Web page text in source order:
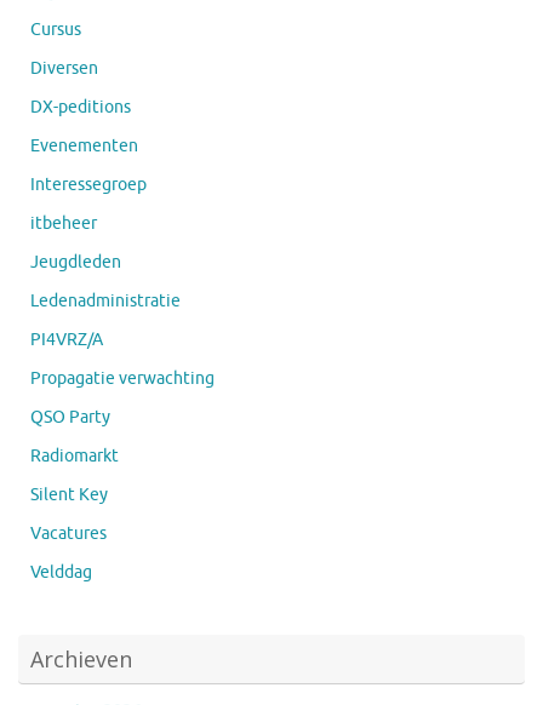
Cursus
Diversen
DX-peditions
Evenementen
Interessegroep
itbeheer
Jeugdleden
Ledenadministratie
PI4VRZ/A
Propagatie verwachting
QSO Party
Radiomarkt
Silent Key
Vacatures
Velddag
Archieven